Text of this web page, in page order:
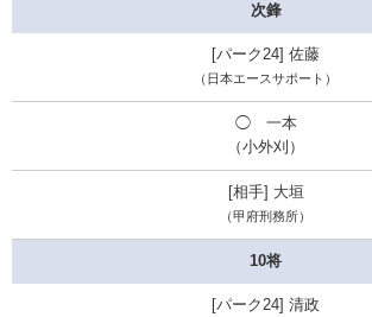
次鋒
佐藤
（日本エースサポート）
◯ 一本
（小外刈）
大垣
（甲府刑務所）
10将
清政